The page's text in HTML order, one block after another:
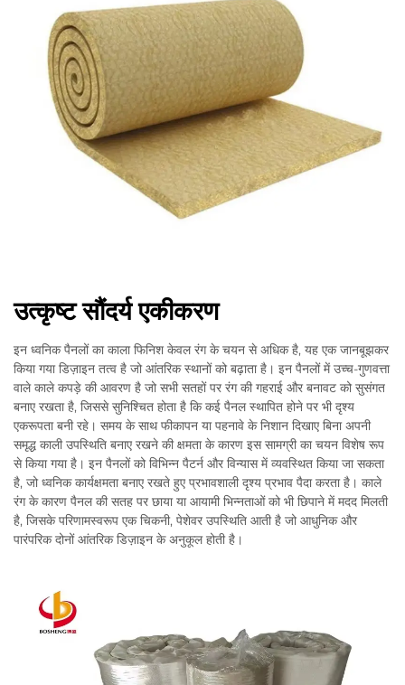
उत्कृष्ट सौंदर्य एकीकरण
इन ध्वनिक पैनलों का काला फिनिश केवल रंग के चयन से अधिक है, यह एक जानबूझकर
किया गया डिज़ाइन तत्व है जो आंतरिक स्थानों को बढ़ाता है। इन पैनलों में उच्च-गुणवत्ता
वाले काले कपड़े की आवरण है जो सभी सतहों पर रंग की गहराई और बनावट को सुसंगत
बनाए रखता है, जिससे सुनिश्चित होता है कि कई पैनल स्थापित होने पर भी दृश्य
एकरूपता बनी रहे। समय के साथ फीकापन या पहनावे के निशान दिखाए बिना अपनी
समृद्ध काली उपस्थिति बनाए रखने की क्षमता के कारण इस सामग्री का चयन विशेष रूप
से किया गया है। इन पैनलों को विभिन्न पैटर्न और विन्यास में व्यवस्थित किया जा सकता
है, जो ध्वनिक कार्यक्षमता बनाए रखते हुए प्रभावशाली दृश्य प्रभाव पैदा करता है। काले
रंग के कारण पैनल की सतह पर छाया या आयामी भिन्नताओं को भी छिपाने में मदद मिलती
है, जिसके परिणामस्वरूप एक चिकनी, पेशेवर उपस्थिति आती है जो आधुनिक और
पारंपरिक दोनों आंतरिक डिज़ाइन के अनुकूल होती है।